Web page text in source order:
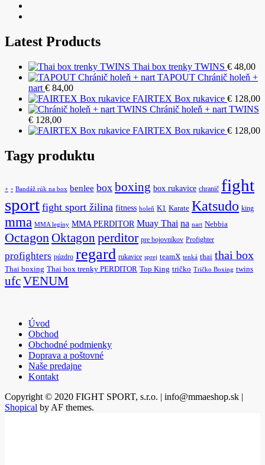
Latest Products
Thai box trenky TWINS € 48,00
TAPOUT Chránič holeň +
nart € 84,00
FAIRTEX Box rukavice € 128,00
Chránič holeň + nart TWINS
€ 128,00
FAIRTEX Box rukavice € 128,00
Tagy produktu
+ - Bandáž rúk na box benlee box boxing box rukavice chranič fight
sport fight sport žilina fitness holeň K1 Karate Katsudo king
mma MMA legíny MMA PERDITOR Muay Thai na nart Nebbia
Octagon Oktagon perditor pre bojovníkov Profighter
profighters púzdro regard rukavice sprej teamX tenká thai thai box
Thai boxing Thai box trenky PERDITOR Top King tričko Tričko Boxing twins
ufcVENUM
Úvod
Obchod
Obchodné podmienky
Doprava a poštovné
Naše predajne
Kontakt
Copyright © 2020 FIGHT SPORT, s.r.o. | info@mmaeshop.sk |
Shopical by AF themes.